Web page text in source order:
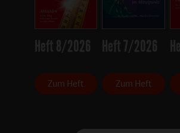
Heft 8/2026
Zum Heft
Heft 7/2026
Zum Heft